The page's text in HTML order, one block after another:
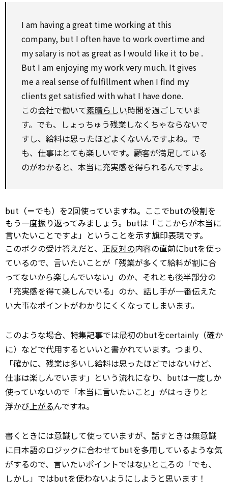
I am having a great time working at this
company, but I often have toworkovertimeand
my salary is notas greatas I would like it to be .
But I am enjoying myworkvery much. It gives
me a real senseoffulfillmentwhen I find my
clients get satisfied withwhat I have done.
この会社で働いて素晴らしい時間を過ごしていま
す。でも、しょっちゅう残業しなくちゃならないで
すし、給料は思ったほどよくないんですよね。で
も、仕事はとても楽しいです。顧客が満足している
のがわかると、本当に充実感を得られるんですよ。
but（＝でも）を2回使っていますね。ここでbutの役割を
もう一度振り返ってみましょう。butは「ここからが本当に
言いたいことですよ」ということを示す旗印表現です。
このボクの受け答えだと、 正反対の内容の直前にbutを使っ
ているので、言いたいことが「残業が多くて給料が割に合
ってないから楽しんでいない」のか、それとも後半部分の
「充実感を得て楽しんでいる」のか、話し手が一番伝えた
い大事なポイントがわかりにくくなってしまいます。
このような場合、特集記事では最初のbutをcertainly（確か
に）などで代用するといいと書かれています。つまり、
「確かに、残業は多いし給料は思ったほどではないけど、
仕事は楽しんでいます」という流れになり、butは一度しか
使っていないので「本当に言いたいこと」がはっきりと
浮かび上がるんですね。
書くときには意識して使っていますが、話すときは無意識
に日本語のロジックに合わせてbutを多用しているような気
がするので、言いたいポイントではないところの「でも、
しかし」ではbutを使わないようにしようと思います！